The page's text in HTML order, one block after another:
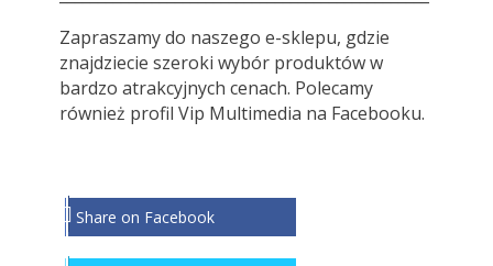
Zapraszamy do naszego e-sklepu, gdzie
znajdziecie szeroki wybór produktów w
bardzo atrakcyjnych cenach. Polecamy
również profil Vip Multimedia na Facebooku.
Share on Facebook